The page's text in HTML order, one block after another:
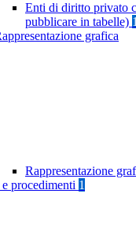
Enti di diritto privato
pubblicare in tabelle) 1
grafica
Rappresentazione
procedimenti 1